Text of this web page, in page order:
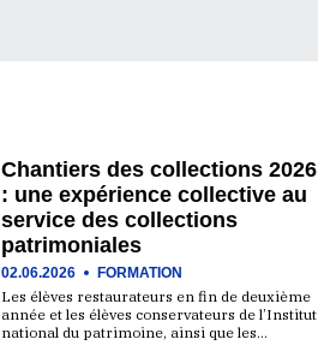
Chantiers des collections 2026
: une expérience collective au
service des collections
patrimoniales
02.06.2026 FORMATION
Les élèves restaurateurs en fin de deuxième
année et les élèves conservateurs de l’Institut
national du patrimoine, ainsi que les…